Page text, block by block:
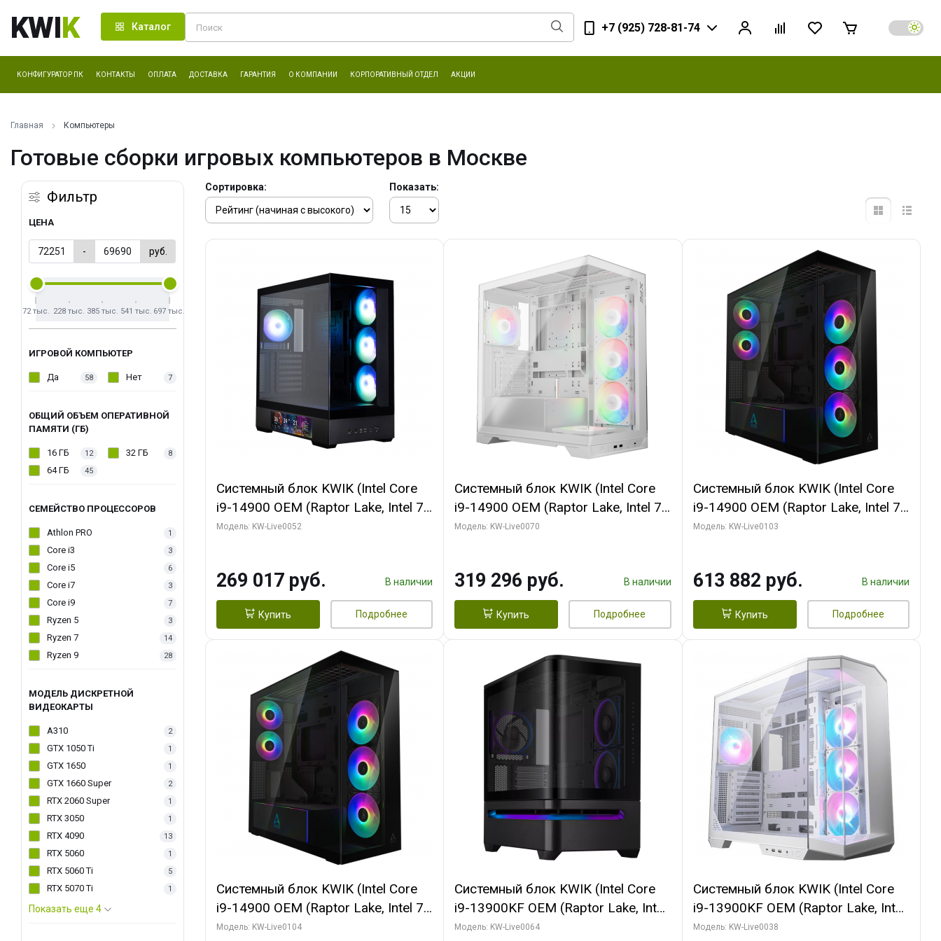
KWIK Каталог +7 (925) 728-81-74
КОНФИГУРАТОР ПК КОНТАКТЫ ОПЛАТА ДОСТАВКА ГАРАНТИЯ О КОМПАНИИ КОРПОРАТИВНЫЙ ОТДЕЛ АКЦИИ
Главная Компьютеры
Готовые сборки игровых компьютеров в Москве
Фильтр
ЦЕНА
- руб.
72 тыс. 228 тыс. 385 тыс. 541 тыс. 697 тыс.
ИГРОВОЙ КОМПЬЮТЕР
Да 58 Нет 7
ОБЩИЙ ОБЪЕМ ОПЕРАТИВНОЙ
ПАМЯТИ (ГБ)
16 ГБ 12 32 ГБ 8
64 ГБ 45
СЕМЕЙСТВО ПРОЦЕССОРОВ
Athlon PRO 1
Core i3 3
Core i5 6
Core i7 3
Core i9 7
Ryzen 5 3
Ryzen 7 14
Ryzen 9 28
МОДЕЛЬ ДИСКРЕТНОЙ
ВИДЕОКАРТЫ
A310 2
GTX 1050 Ti 1
GTX 1650 1
GTX 1660 Super 2
RTX 2060 Super 1
RTX 3050 1
RTX 4090 13
RTX 5060 1
RTX 5060 Ti 5
RTX 5070 Ti 1
Показать еще 4
Сортировка: Показать:
Системный блок KWIK (Intel Core
i9-14900 OEM (Raptor Lake, Intel 7,
C24 16EC/8PC// 64 ГБ ОЗУ (2
256bit 3xDP HD/ 512 ГБ SSD)
Модель: KW-Live0052
269 017 руб. В наличии
Купить Подробнее
Системный блок KWIK (Intel Core
i9-14900 OEM (Raptor Lake, Intel 7,
C24 16EC/8PC// 64 ГБ ОЗУ (2
GDDR7 256bit/ 960 ГБ SSD)
Модель: KW-Live0070
319 296 руб. В наличии
Купить Подробнее
Системный блок KWIK (Intel Core
i9-14900 OEM (Raptor Lake, Intel 7,
C24 16EC/8PC// 64 ГБ ОЗУ (2
Turbo/ 960 ГБ SSD)
Модель: KW-Live0103
613 882 руб. В наличии
Купить Подробнее
Системный блок KWIK (Intel Core
i9-14900 OEM (Raptor Lake, Intel 7,
C24 16EC/8PC// 64 ГБ ОЗУ (2
Модель: KW-Live0104
Системный блок KWIK (Intel Core
i9-13900KF OEM (Raptor Lake, Intel
7, C24 16EC/8P/ 64 ГБ ОЗУ (2
Модель: KW-Live0064
Системный блок KWIK (Intel Core
i9-13900KF OEM (Raptor Lake, Intel
7, C24 16EC/8P/ 32 ГБ ОЗУ (2
Модель: KW-Live0038